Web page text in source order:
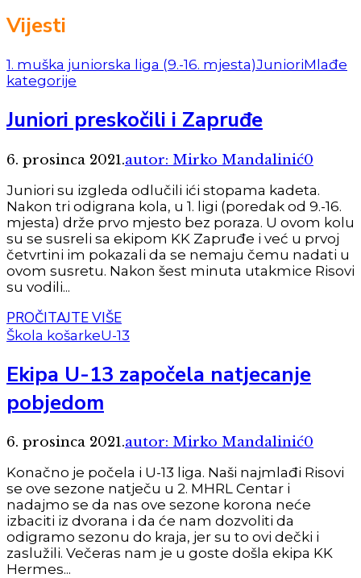
Vijesti
1. muška juniorska liga (9.-16. mjesta)JunioriMlađe
kategorije
Juniori preskočili i Zapruđe
6. prosinca 2021.autor: Mirko Mandalinić0
Juniori su izgleda odlučili ići stopama kadeta.
Nakon tri odigrana kola, u 1. ligi (poredak od 9.-16.
mjesta) drže prvo mjesto bez poraza. U ovom kolu
su se susreli sa ekipom KK Zapruđe i već u prvoj
četvrtini im pokazali da se nemaju čemu nadati u
ovom susretu. Nakon šest minuta utakmice Risovi
su vodili...
PROČITAJTE VIŠE
Škola košarkeU-13
Ekipa U-13 započela natjecanje
pobjedom
6. prosinca 2021.autor: Mirko Mandalinić0
Konačno je počela i U-13 liga. Naši najmlađi Risovi
se ove sezone natječu u 2. MHRL Centar i
nadajmo se da nas ove sezone korona neće
izbaciti iz dvorana i da će nam dozvoliti da
odigramo sezonu do kraja, jer su to ovi dečki i
zaslužili. Večeras nam je u goste došla ekipa KK
Hermes...